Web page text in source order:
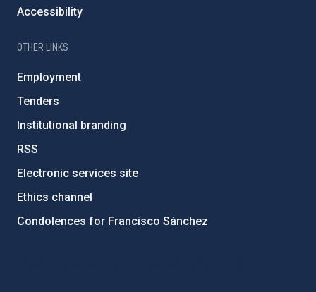
Accessibility
OTHER LINKS
Employment
Tenders
Institutional branding
RSS
Electronic services site
Ethics channel
Condolences for Francisco Sánchez